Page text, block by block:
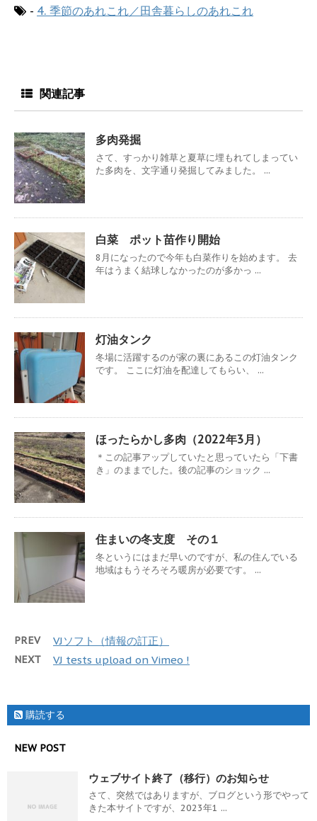
- 4. 季節のあれこれ／田舎暮らしのあれこれ
関連記事
多肉発掘
さて、すっかり雑草と夏草に埋もれてしまってい
た多肉を、文字通り発掘してみました。 ...
白菜 ポット苗作り開始
8月になったので今年も白菜作りを始めます。 去
年はうまく結球しなかったのが多かっ ...
灯油タンク
冬場に活躍するのが家の裏にあるこの灯油タンク
です。 ここに灯油を配達してもらい、 ...
ほったらかし多肉（2022年3月）
＊この記事アップしていたと思っていたら「下書
き」のままでした。後の記事のショック ...
住まいの冬支度 その１
冬というにはまだ早いのですが、私の住んでいる
地域はもうそろそろ暖房が必要です。 ...
PREV VJソフト（情報の訂正）
NEXT VJ tests upload on Vimeo !
購読する
NEW POST
ウェブサイト終了（移行）のお知らせ
さて、突然ではありますが、ブログという形でやって
きた本サイトですが、2023年1 ...